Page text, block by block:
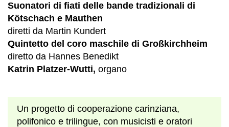
Suonatori di fiati delle bande tradizionali di
Kötschach e Mauthen
diretti da Martin Kundert
Quintetto del coro maschile di Großkirchheim
diretto da Hannes Benedikt
Katrin Platzer-Wutti, organo
Un progetto di cooperazione carinziana,
polifonico e trilingue, con musicisti e oratori